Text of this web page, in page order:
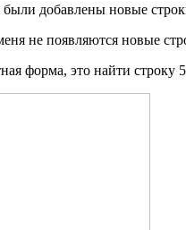
добавлены новые
не появляются новые
форма, это найти